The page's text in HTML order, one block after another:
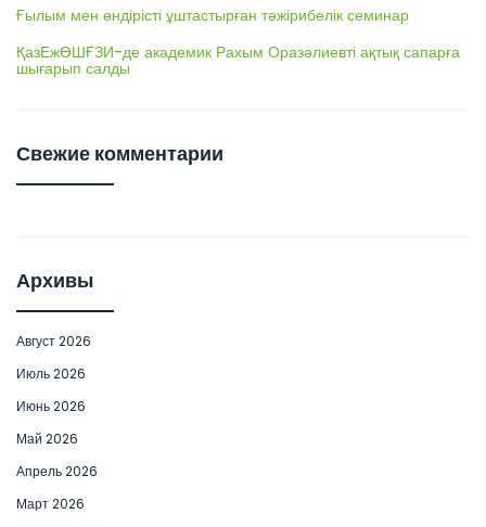
Ғылым мен өндірісті ұштастырған тәжірибелік семинар
ҚазЕжӨШҒЗИ-де академик Рахым Оразәлиевті ақтық сапарға
шығарып салды
Свежие комментарии
Архивы
Август 2026
Июль 2026
Июнь 2026
Май 2026
Апрель 2026
Март 2026